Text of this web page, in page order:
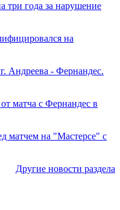
три года за нарушение
на
Андреева - Фернандес.
матча с Фернандес в
матчем на "Мастерсе" с
Другие новости раздела